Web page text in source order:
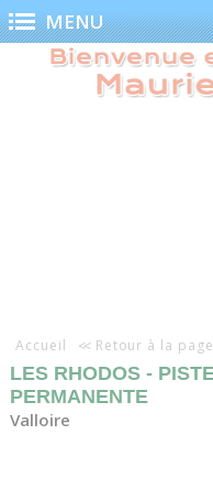
Panneau de gestion des
MENU
Accueil Retour à la
LES RHODOS -
PERMANENTE
Valloire